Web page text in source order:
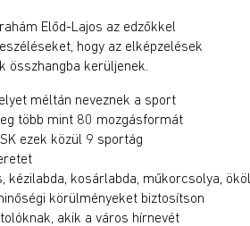
Előd-Lajos az edzőkkel
hogy az elképzelések
összhangba kerüljenek.
méltán neveznek a sport
több mint 80 mozgásformát
ezek közül 9 sportág
kézilabda, kosárlabda, műkorcsolya, ö
körülményeket biztosítson
akik a város hírnevét